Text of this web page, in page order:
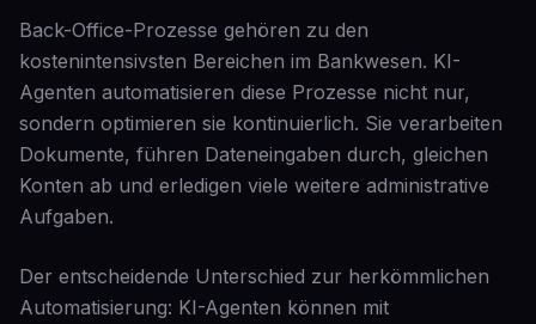
Back-Office-Prozesse gehören zu den
kostenintensivsten Bereichen im Bankwesen. KI-
Agenten automatisieren diese Prozesse nicht nur,
sondern optimieren sie kontinuierlich. Sie verarbeiten
Dokumente, führen Dateneingaben durch, gleichen
Konten ab und erledigen viele weitere administrative
Aufgaben.
Der entscheidende Unterschied zur herkömmlichen
Automatisierung: KI-Agenten können mit